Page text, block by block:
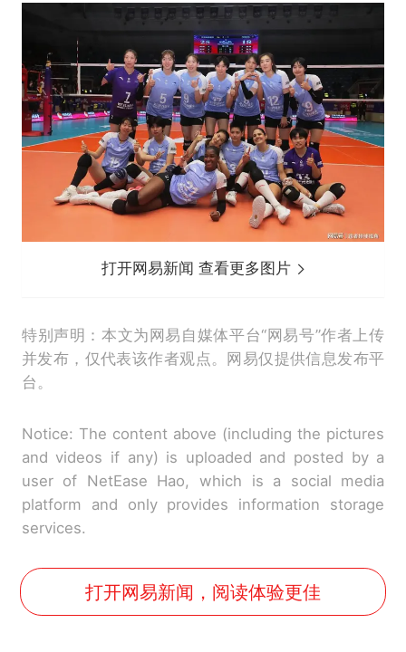
打开网易新闻 查看更多图片
特别声明：本文为网易自媒体平台“网易号”作者上传
并发布，仅代表该作者观点。网易仅提供信息发布平
台。
Notice: The content above (including the pictures
and videos if any) is uploaded and posted by a
user of NetEase Hao, which is a social media
platform and only provides information storage
services.
打开网易新闻，阅读体验更佳